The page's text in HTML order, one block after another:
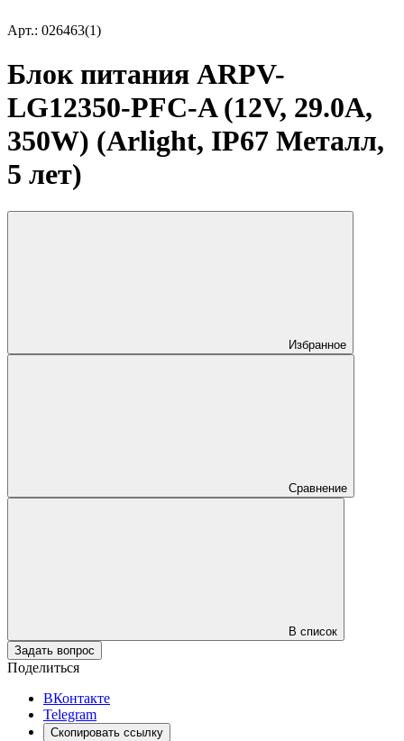
Арт.: 026463(1)
Блок питания ARPV-
LG12350-PFC-A (12V, 29.0A,
350W) (Arlight, IP67 Металл,
5 лет)
Избранное
Сравнение
В список
Задать вопрос
Поделиться
ВКонтакте
Telegram
Скопировать ссылку